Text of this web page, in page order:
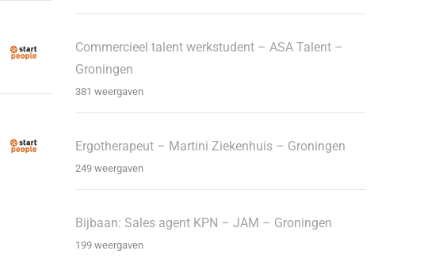
Commercieel talent werkstudent – ASA Talent –
Groningen
381 weergaven
Ergotherapeut – Martini Ziekenhuis – Groningen
249 weergaven
Bijbaan: Sales agent KPN – JAM – Groningen
199 weergaven